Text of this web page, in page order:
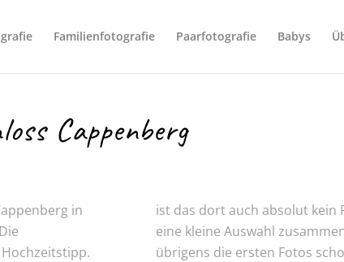
Familienfotografie Paarfotografie Babys
Cappenberg
in
ist das dort auch absolut kein
eine kleine Auswahl
übrigens die ersten Fotos